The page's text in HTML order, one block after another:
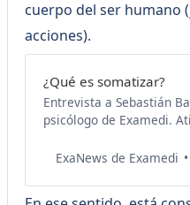
cuerpo del ser humano
acciones).
¿Qué es somatizar?
Entrevista a Sebastián
psicólogo de Examedi.
cognitiva conductual,
especialista en salud?
ExaNews de Examedi